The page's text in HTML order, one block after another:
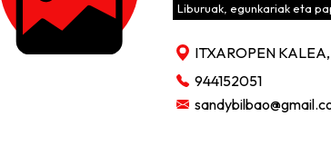
Liburuak, egunkariak eta
ITXAROPEN
944152051